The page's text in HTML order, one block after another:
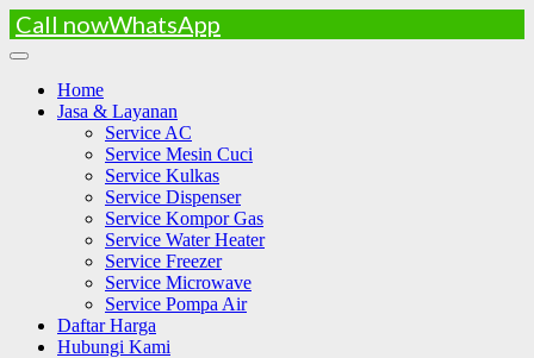
Call nowWhatsApp
Skip
contentHome
Jasa & Layanan
Service AC
Service Mesin Cuci
Service Kulkas
Service Dispenser
Service Kompor Gas
Service Water Heater
Service Freezer
Service Microwave
Service Pompa Air
Daftar Harga
Hubungi Kami